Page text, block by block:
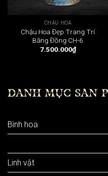
CHẬU HOA
Chậu Hoa Đẹp Trang Trí
Bằng Đồng CH-6
7.500.000₫
DANH MỤC SẢN
Bình hoa
Linh vật